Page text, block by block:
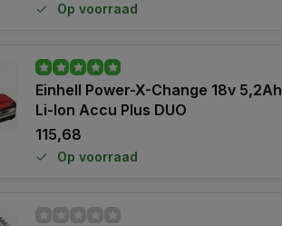
Op voorraad
Einhell Power-X-Change 18v 5,2Ah
Li-Ion Accu Plus DUO
115,68
Op voorraad